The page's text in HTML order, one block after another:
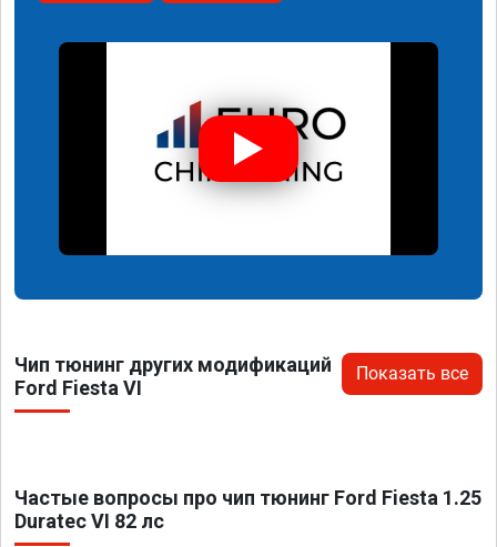
Чип тюнинг других модификаций
Ford Fiesta VI
Показать все
Частые вопросы про чип тюнинг Ford Fiesta 1.25
Duratec VI 82 лс